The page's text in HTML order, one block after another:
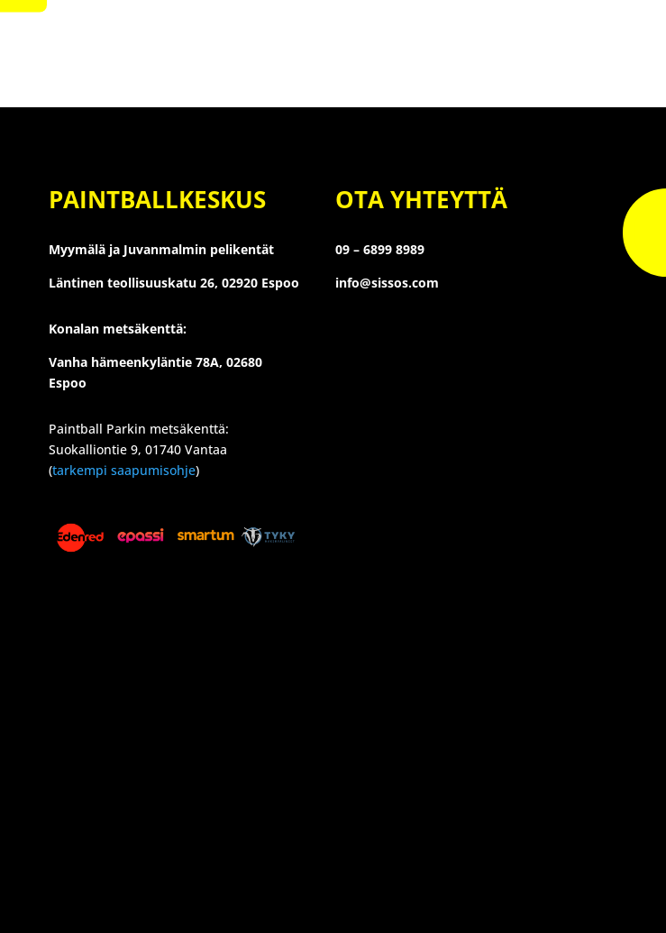
PAINTBALLKESKUS
Myymälä ja Juvanmalmin pelikentät
Läntinen teollisuuskatu 26, 02920 Espoo
Konalan metsäkenttä:
Vanha hämeenkyläntie 78A, 02680
Espoo
Paintball Parkin metsäkenttä:
Suokalliontie 9, 01740 Vantaa
(tarkempi saapumisohje)
OTA YHTEYTTÄ
09 – 6899 8989
info@sissos.com